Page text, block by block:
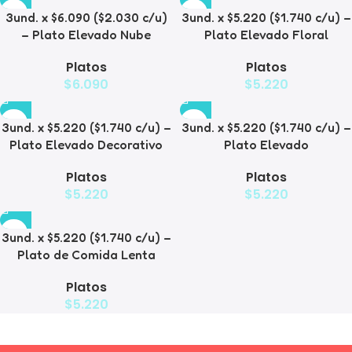
3und. x $6.090 ($2.030 c/u)
– Plato Elevado Nube
Platos
$6.090
3und. x $5.220 ($1.740 c/u) –
Plato Elevado Floral
Platos
$5.220
3und. x $5.220 ($1.740 c/u) –
Plato Elevado Decorativo
Platos
$5.220
3und. x $5.220 ($1.740 c/u) –
Plato Elevado
Platos
$5.220
3und. x $5.220 ($1.740 c/u) –
Plato de Comida Lenta
Platos
$5.220